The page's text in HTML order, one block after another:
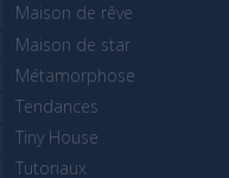
Maison de rêve
Maison de star
Métamorphose
Tendances
Tiny House
Tutoriaux